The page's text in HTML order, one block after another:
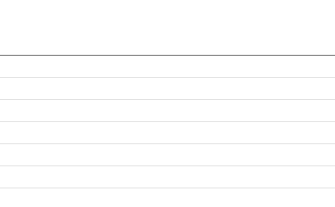
스테들러
22 티슈